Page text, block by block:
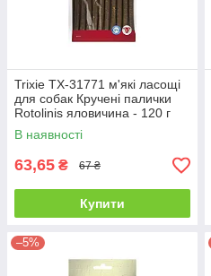
Trixie TX-31771 м'які ласощі
для собак Кручені палички
Rotolinis яловичина - 120 г
В наявності
63,65 ₴ 67 ₴
Купити
–5%